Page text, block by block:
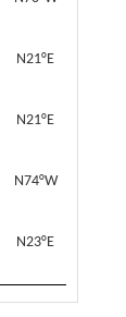
N21°E
N21°E
N74°W
N23°E